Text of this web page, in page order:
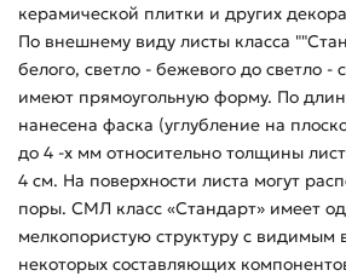
керамической плитки и других
По внешнему виду листы класса
белого, светло - бежевого до светло -
имеют прямоугольную форму. По
нанесена фаска (углубление на
до 4 -х мм относительно толщины
4 см. На поверхности листа могут
поры. СМЛ класс «Стандарт» имеет
мелкопористую структуру с видимым
некоторых составляющих